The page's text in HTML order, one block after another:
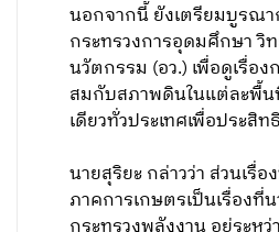
นอกจากนี้ ยังเตรียมบูรณ
กระทรวงการอุดมศึกษา วิ
นวัตกรรม (อว.) เพื่อดูเรื่อ
สมกับสภาพดินในแต่ละพื้น
เดียวทั่วประเทศเพื่อประสิ
นายสุริยะ กล่าวว่า ส่วนเรื่
ภาคการเกษตรเป็นเรื่องที่